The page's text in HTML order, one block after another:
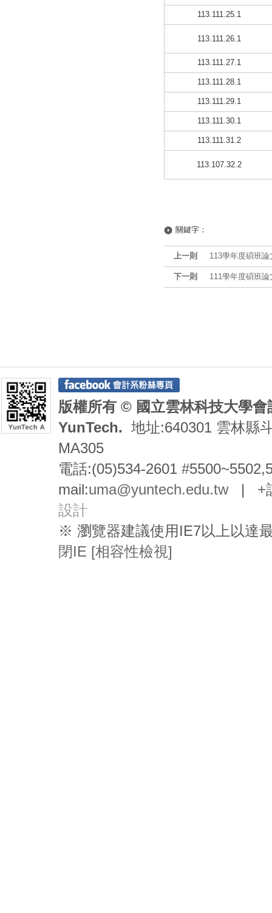
113.111.25.1
113.111.26.1
113.111.27.1
113.111.28.1
113.111.29.1
113.111.30.1
113.111.31.2
113.107.32.2
關鍵字：
上一則 113學年度碩班論
下一則 111學年度碩班論
版權所有 © 國立雲林科技大學
YunTech. 地址:640301 雲林縣
MA305
電話:(05)534-2601
mail:uma@yuntech.edu.tw| +
設計
※ 瀏覽器建議使用IE7以上以達
閉IE [相容性檢視]